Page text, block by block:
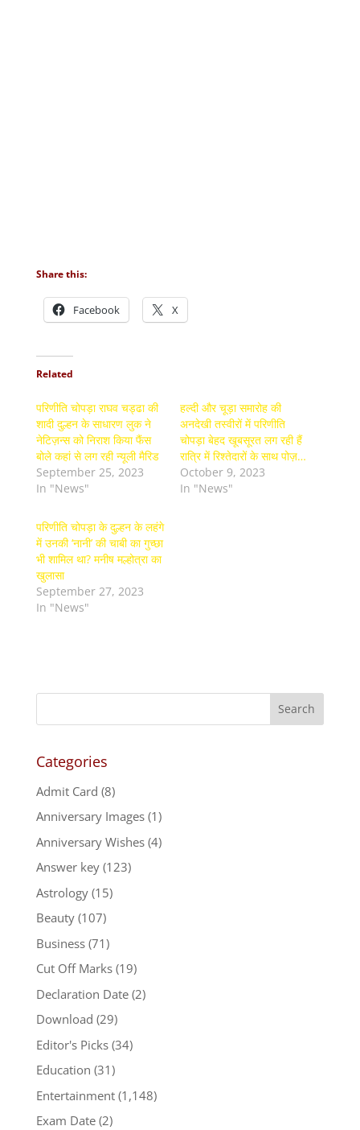
Share this:
Facebook X
Related
परिणीति चोपड़ा राघव चड्ढा की
शादी दुल्हन के साधारण लुक ने
नेटिज़न्स को निराश किया फैंस
बोले कहां से लग रही न्यूली मैरिड
September 25, 2023
In "News"
हल्दी और चूड़ा समारोह की
अनदेखी तस्वीरों में परिणीति
चोपड़ा बेहद खूबसूरत लग रही हैं
रात्रि में रिश्तेदारों के साथ पोज़…
October 9, 2023
In "News"
परिणीति चोपड़ा के दुल्हन के लहंगे
में उनकी ‘नानी’ की चाबी का गुच्छा
भी शामिल था? मनीष मल्होत्रा ​​का
खुलासा
September 27, 2023
In "News"
Categories
Admit Card (8)
Anniversary Images(1)
Anniversary Wishes(4)
Answer key(123)
Astrology(15)
Beauty(107)
Business(71)
Cut Off Marks(19)
Declaration Date(2)
Download (29)
Editor's Picks(34)
Education (31)
Entertainment(1,148)
Exam Date(2)